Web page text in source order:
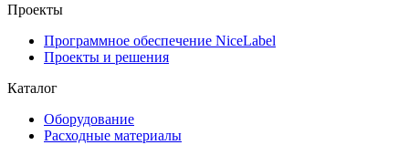
Проекты
Программное обеспечение NiceLabel
Проекты и решения
Каталог
Оборудование
Расходные материалы